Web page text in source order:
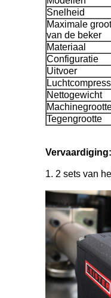
Snelheid
Maximale
van de beker
Materiaal
Configuratie
Uitvoer
Nettogewicht
Tegengrootte
Vervaardiging:
1. 2 sets van